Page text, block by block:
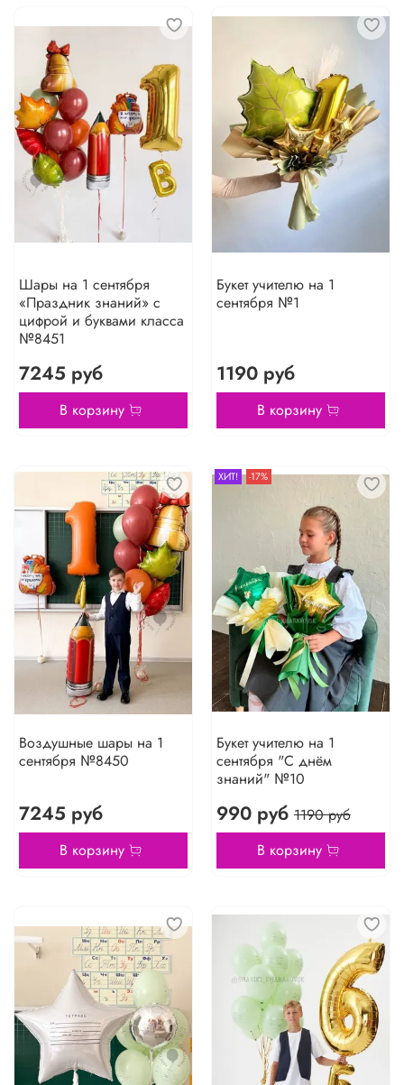
Шары на 1 сентября
«Праздник знаний» с
цифрой и буквами класса
№8451
7245 руб
В корзину
Букет учителю на 1
сентября №1
1190 руб
В корзину
Воздушные шары на 1
сентября №8450
7245 руб
В корзину
ХИТ! -17%
Букет учителю на 1
сентября "С днём
знаний" №10
990 руб1190 руб
В корзину